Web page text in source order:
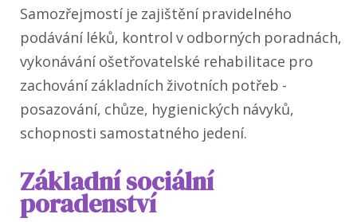
Samozřejmostí je zajištění pravidelného
podávání léků, kontrol v odborných poradnách,
vykonávání ošetřovatelské rehabilitace pro
zachování základních životních potřeb -
posazování, chůze, hygienických návyků,
schopnosti samostatného jedení.
Základní sociální
poradenství